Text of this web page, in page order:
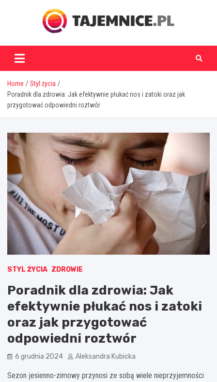
tajemnice.pl
Home
Styl życia
Poradnik dla zdrowia: Jak efektywnie płukać nos i zatoki oraz jak
przygotować odpowiedni roztwór
STYL ŻYCIA ZDROWIE
Poradnik dla zdrowia: Jak
efektywnie płukać nos i zatoki
oraz jak przygotować
odpowiedni roztwór
6 grudnia 2024 Aleksandra Kubicka
Sezon jesienno-zimowy przynosi ze sobą wiele nieprzyjemności